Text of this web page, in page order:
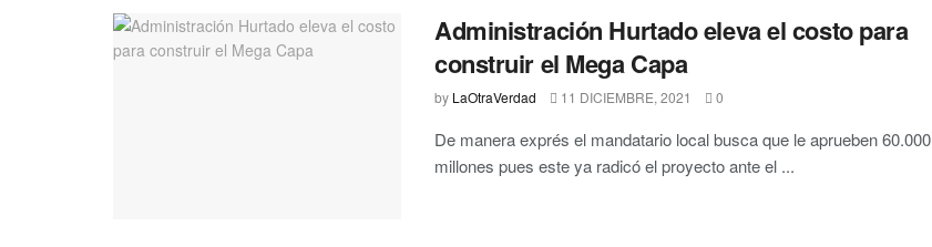
Administración Hurtado eleva el costo para
construir el Mega Capa
by LaOtraVerdad 11 DICIEMBRE, 2021 0
De manera exprés el mandatario local busca que le aprueben 60.000
millones pues este ya radicó el proyecto ante el ...